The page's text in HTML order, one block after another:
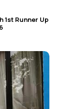
1st Runner Up